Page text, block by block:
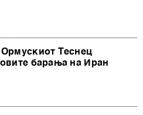
Теснец
барања на Иран